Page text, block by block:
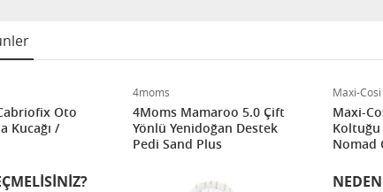
Oto
Kucağı /
4moms
4Moms Mamaroo 5.0 Çift
Yönlü Yenidoğan Destek
Pedi Sand Plus
Maxi-Cosi
Maxi-
Koltuğu
Nomad